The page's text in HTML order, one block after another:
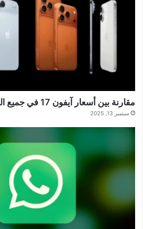
مقارنة بين أسعار آيفون 17 في جميع الدول العربية
سبتمبر 13, 2025